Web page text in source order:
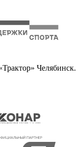
Челябинск.